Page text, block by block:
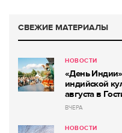
СВЕЖИЕ МАТЕРИАЛЫ
НОВОСТИ
«День
индийской
августа в
ВЧЕРА
НОВОСТИ